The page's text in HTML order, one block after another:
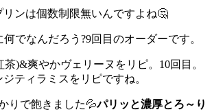
リンは個数制限無いんですよね🤔
何でなんだろう?9回目のオーダーです。
茶)&爽やかヴェリーヌをリピ。 10回目。
ジティラミスをリピですね。
りで飽きました💦パリッと濃厚とろ～り